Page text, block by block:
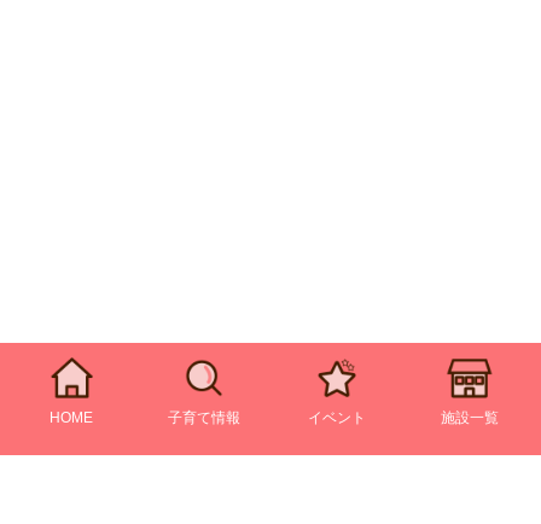
HOME 子育て情報 イベント 施設一覧